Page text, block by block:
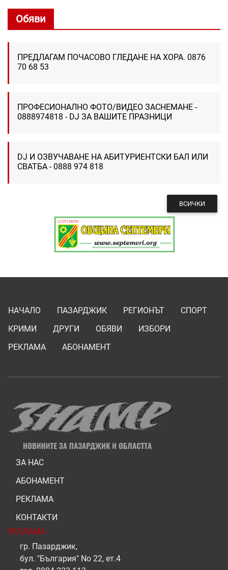
Обяви
ПРЕДЛАГАМ ПОЧАСОВО ГЛЕДАНЕ НА ХОРА. 0876
70 68 53
ПРОФЕСИОНАЛНО ФОТО/ВИДЕО ЗАСНЕМАНЕ -
0888974818 - DJ ЗА ВАШИТЕ ПРАЗНИЦИ
DJ И ОЗВУЧАВАНЕ НА АБИТУРИЕНТСКИ БАЛ ИЛИ
СВАТБА - 0888 974 818
ВСИЧКИ
НАЧАЛО ПАЗАРДЖИК РЕГИОНЪТ
СПОРТ
КРИМИ
ДРУГИ ОБЯВИ
ИЗБОРИ
РЕКЛАМА
АБОНАМЕНТ
ЗА НАС
АБОНАМЕНТ
РЕКЛАМА
КОНТАКТИ
РЕКЛАМА
гр. Пазарджик,
бул. "България" No 22, ет.4